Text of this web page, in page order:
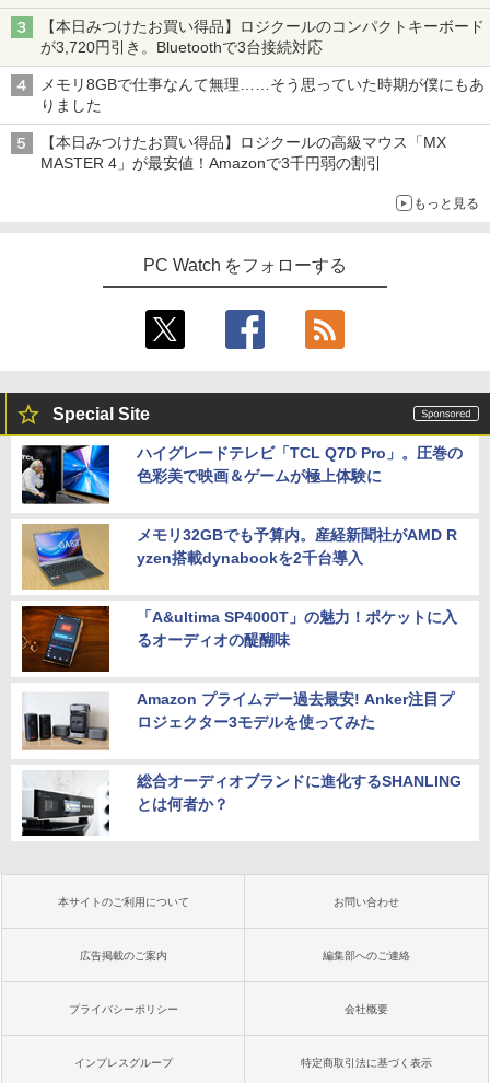
BUGS LIFE
￥250
コカ・コーラ やかんの麦茶 from 爽健美茶 ラ
ベルレス 650mlPET×24本
スーパーの裏でヤニ吸うふたり 9巻 (デジタル
版ビッグガンガンコミックス)
￥810
3
【★最大100%ポイント】【新生活応援・
2026】【Office 2019 H&B】富士通 LIF
EBOOK/第3世代 Core i7/メモリ:8GB/16
GB/SSD:256GB/512GB/1TB/テンキー/1
5.6型/USB3.0/HDMI/wi-fi/Office/無線マ
ソコン/Windows11/Windows10
￥23,999
ン】 【3年保証】MICROSOFT マイクロ
ソフト SURFACE GO 2 LTE ADVANCED
dows 11 Pro 中古 返品 送料無料 中古ノ
ートパソコン 中古パソコン ノートパソコ
5
ws11 Office付｜テンキー DVD 搭載｜C
ore i5 第7世代 メモリ 8GB SSD 256GB
｜店長厳選 Lenovo ThinkPad 15.6型 Bl
￥29,800
「楽天ランキング1位」 デスクトップパ
ソコン Windows11 Office付き パソコン
新品｜インテル 第14世代 Core i5-4590 i
リ 8～64GB DDR4/5｜ デスクトップPC
2年保証 激安 高性能 ゲーム 本体のみ PC
高スペッ 初期設定済み
【今だけP10倍！大量還元！】一体型デ
第2世代Core i5 Windows11搭載 Office
付き メモリ8GB SSD256GB 初期設定済
者向け 高性能PC 新品
￥39,900
新生活応援 7点 セット ゲーミングPC ゲ
ーミングパソコン デスクトップパソコン
GeForce RTX5060 Ryzen7 5700X Wind
B〜32GB eスポーツ ゲーム デスクトッ
プPC パソコン モニター
A-EA2 NT133WHM-N35 NT133WHM-N4
5 NT133WHM-N46 NT133WHM-N47 BO
E07AE BOE07AD BOE07C0 BOE0800
対応 1366x768 WXGA LED LCD 液晶デ
ィスプレイ 修理交換用液晶パネル
￥8,900
【選べる2色 コスパ抜群】モバイルモニ
薄型軽量 約650g VESA対応 モニター 持
ち運び サブディスプレイ テレワーク 在
5
Dell SE2416H 23.8インチ モニター (フ
ルHD/IPS非光沢/HDMI・D-Sub15ピン/傾
き調整) 【付属品：電源ケーブル・HDMI
ケーブル】3ヶ月保証付き
4
ピアノ 楽譜 カプースチン | 8つの演奏会
用エチュード 作品40 | 8 Concert Studie
s Op.40
信じていた仲間達にダンジョン奥地で殺
されかけたがギフト『無限ガチャ』でレ
ぁ！』します！（23） （KCデラック
ス） [ 大前 貴史 ]
【本日みつけたお買い得品】ロジクールのコンパクトキーボード
が3,720円引き。Bluetoothで3台接続対応
メモリ8GBで仕事なんて無理……そう思っていた時期が僕にもあ
りました
【本日みつけたお買い得品】ロジクールの高級マウス「MX
MASTER 4」が最安値！Amazonで3千円弱の割引
もっと見る
PC Watch をフォローする
Special Site
ハイグレードテレビ「TCL Q7D Pro」。圧巻の
色彩美で映画＆ゲームが極上体験に
メモリ32GBでも予算内。産経新聞社がAMD R
yzen搭載dynabookを2千台導入
「A&ultima SP4000T」の魅力！ポケットに入
るオーディオの醍醐味
Amazon プライムデー過去最安! Anker注目プ
ロジェクター3モデルを使ってみた
総合オーディオブランドに進化するSHANLING
とは何者か？
本サイトのご利用について お問い合わせ
広告掲載のご案内 編集部へのご連絡
プライバシーポリシー 会社概要
インプレスグループ 特定商取引法に基づく表示